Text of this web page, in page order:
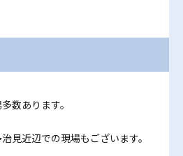
数あります。
見近辺での現場もございます。